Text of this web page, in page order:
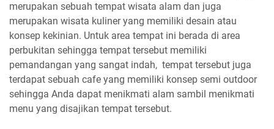
merupakan sebuah tempat wisata alam dan juga
merupakan wisata kuliner yang memiliki desain atau
konsep kekinian. Untuk area tempat ini berada di area
perbukitan sehingga tempat tersebut memiliki
pemandangan yang sangat indah, tempat tersebut juga
terdapat sebuah cafe yang memiliki konsep semi outdoor
sehingga Anda dapat menikmati alam sambil menikmati
menu yang disajikan tempat tersebut.